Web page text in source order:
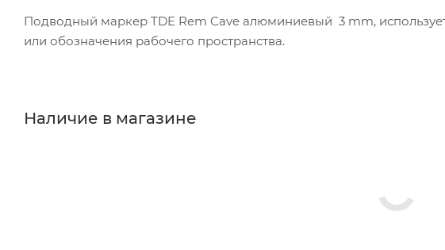
Подводный маркер TDE Rem Cave алюминиевый 3 mm,
или обозначения рабочего пространства.
Наличие в магазине